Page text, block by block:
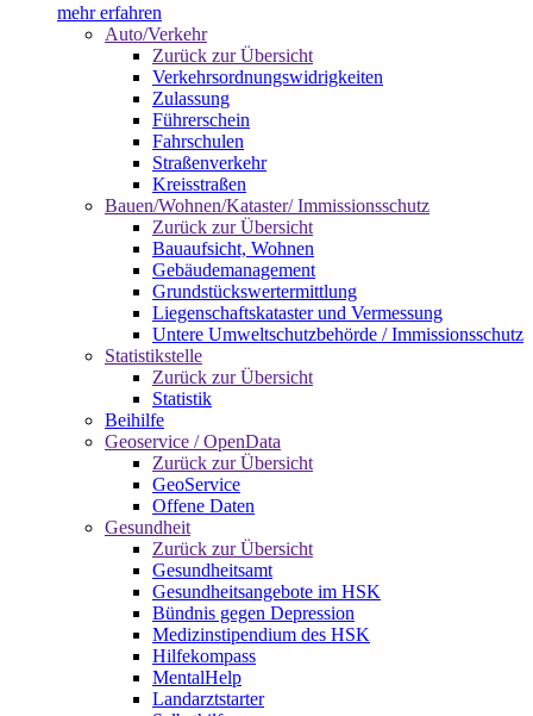
mehr erfahren
Auto/Verkehr
Zurück zur Übersicht
Verkehrsordnungswidrigkeiten
Zulassung
Führerschein
Fahrschulen
Straßenverkehr
Kreisstraßen
Bauen/Wohnen/Kataster/ Immissionsschutz
Zurück zur Übersicht
Bauaufsicht, Wohnen
Gebäudemanagement
Grundstückswertermittlung
Liegenschaftskataster und Vermessung
Untere Umweltschutzbehörde / Immissionsschutz
Statistikstelle
Zurück zur Übersicht
Statistik
Beihilfe
Geoservice / OpenData
Zurück zur Übersicht
GeoService
Offene Daten
Gesundheit
Zurück zur Übersicht
Gesundheitsamt
Gesundheitsangebote im HSK
Bündnis gegen Depression
Medizinstipendium des HSK
Hilfekompass
MentalHelp
Landarztstarter